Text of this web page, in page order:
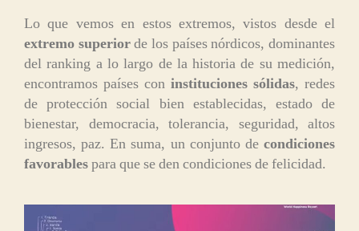
Lo que vemos en estos extremos, vistos desde el
extremo superiorde los países nórdicos, dominantes
del ranking a lo largo de la historia de su medición,
encontramos países con instituciones sólidas, redes
de protección social bien establecidas, estado de
bienestar, democracia, tolerancia, seguridad, altos
ingresos, paz. En suma, un conjunto de condiciones
favorablespara que se den condiciones de felicidad.